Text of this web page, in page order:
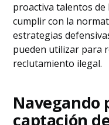
proactiva talentos de
cumplir con la
estrategias
pueden utilizar para
reclutamiento ilegal.
Navegando
captación